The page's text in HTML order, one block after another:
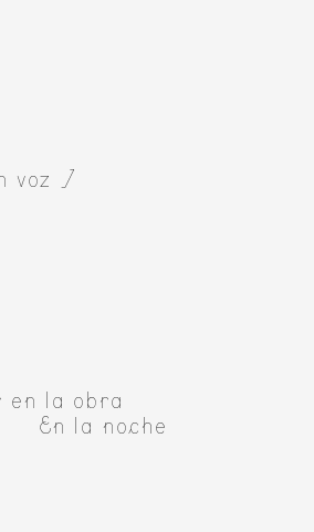
voz ]
en la obra
En la noche